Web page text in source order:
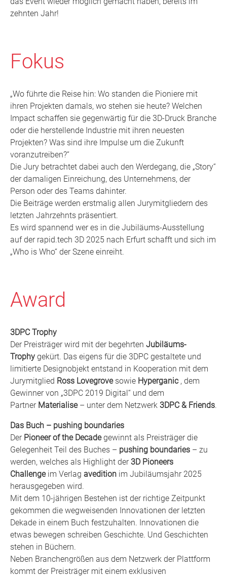
zehnten Jahr!
Fokus
„Wo führte die Reise hin: Wo standen die Pioniere mit
ihren Projekten damals, wo stehen sie heute? Welchen
Impact schaffen sie gegenwärtig für die 3D-Druck Branche
oder die herstellende Industrie mit ihren neuesten
Projekten? Was sind ihre Impulse um die Zukunft
voranzutreiben?“
Die Jury betrachtet dabei auch den Werdegang, die „Story“
der damaligen Einreichung, des Unternehmens, der
Person oder des Teams dahinter.
Die Beiträge werden erstmalig allen Jurymitgliedern des
letzten Jahrzehnts präsentiert.
Es wird spannend wer es in die Jubiläums-Ausstellung
auf der rapid.tech 3D 2025 nach Erfurt schafft und sich im
„Who is Who“ der Szene einreiht.
Award
3DPC Trophy
Der Preisträger wird mit der begehrten Jubiläums-
Trophy gekürt. Das eigens für die 3DPC gestaltete und
limitierte Designobjekt entstand in Kooperation mit dem
Jurymitglied Ross Lovegrovesowie Hyperganic, dem
Gewinner von „3DPC 2019 Digital“ und dem
Partner Materialise– unter dem Netzwerk 3DPC & Friends.
Das Buch – pushing boundaries
Der Pioneer of the Decadegewinnt als Preisträger die
Gelegenheit Teil des Buches – pushing boundaries – zu
werden, welches als Highlight der3D Pioneers
Challengeim Verlag avedition im Jubiläumsjahr 2025
herausgegeben wird.
Mit dem 10-jährigen Bestehen ist der richtige Zeitpunkt
gekommen die wegweisenden Innovationen der letzten
Dekade in einem Buch festzuhalten. Innovationen die
etwas bewegen schreiben Geschichte. Und Geschichten
stehen in Büchern.
Neben Branchengrößen aus dem Netzwerk der Plattform
kommt der Preisträger mit einem exklusiven